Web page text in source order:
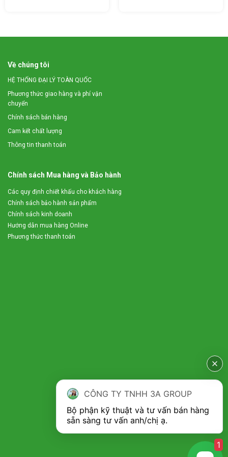
lực cho các cơ sở kinh doanh, bếp công nghiệp đặc
Thiết kế chất liệu an toàn, độ bền cao
Máy xay tỏi ớt cao cấp 3A2500W được chế tạo phần cối xay
bằng chất liệu inox cao cấp chống mòn và an toàn vệ sinh
khi tiếp xúc với các nguyên liệu. Khung máy làm bằng thép
không gỉ chắc chắn, bền bỉ với móc giữ gắn hai bên thùng
xay giúp cố định máy và không bị rung lắc trong quá trình
Về chúng tôi
HỆ THỐNG ĐẠI LÝ TOÀN QUỐC
Phương thức giao hàng và phí vận
chuyển
Chính sách bán hàng
Cam kết chất lượng
Thông tin thanh toán
Chính sách Mua hàng và Bảo hành
Các quy định chiết khấu cho khách hàng
Chính sách bảo hành sản phẩm
Chính sách kinh doanh
Hướng dẫn mua hàng Online
Phương thức thanh toán
CÔNG TY TNHH 3A GROUP
Bộ phận kỹ thuật và tư vấn bán hàng
1